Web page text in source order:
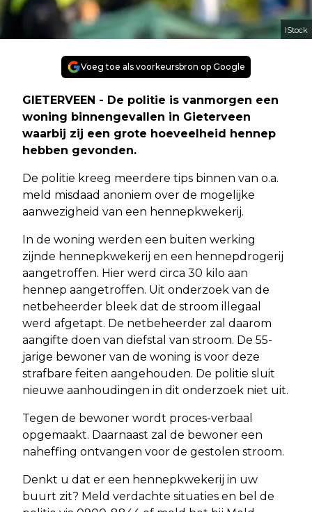
IStock
Voeg toe als voorkeursbron op Google
GIETERVEEN - De politie is vanmorgen een
woning binnengevallen in Gieterveen
waarbij zij een grote hoeveelheid hennep
hebben gevonden.
De politie kreeg meerdere tips binnen van o.a.
meld misdaad anoniem over de mogelijke
aanwezigheid van een hennepkwekerij.
In de woning werden een buiten werking
zijnde hennepkwekerij en een hennepdrogerij
aangetroffen. Hier werd circa 30 kilo aan
hennep aangetroffen. Uit onderzoek van de
netbeheerder bleek dat de stroom illegaal
werd afgetapt. De netbeheerder zal daarom
aangifte doen van diefstal van stroom. De 55-
jarige bewoner van de woning is voor deze
strafbare feiten aangehouden. De politie sluit
nieuwe aanhoudingen in dit onderzoek niet uit.
Tegen de bewoner wordt proces-verbaal
opgemaakt. Daarnaast zal de bewoner een
naheffing ontvangen voor de gestolen stroom.
Denkt u dat er een hennepkwekerij in uw
buurt zit? Meld verdachte situaties en bel de